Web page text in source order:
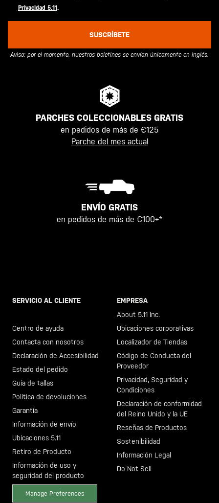
Privacidad 5.11.
SUSCRÍBETE
Aviso: por el momento, nuestros boletines se envían únicamente en inglés.
PARCHES COLECCIONABLES GRATIS
en pedidos de más de €125
Parche del mes actual
ENVÍO GRATIS
en pedidos de más de €100+*
SERVICIO AL CLIENTE
Centro de ayuda
Contacta con nosotros
Declaración de Accesibilidad
Estado del pedido
Guía de tallas
Política de devoluciones
Garantía
Información de envío
Ubicaciones 5.11
Retiro de Producto
Información de uso y
seguridad del producto
Manage Preferences
EMPRESA
About 5.11 Inc.
Ubicaciones corporativas
Localizador de Tiendas
Código de Conducta del
Proveedor
Privacidad, Seguridad y
Condiciones
Declaración de conformidad
del Reino Unido y la UE
Reseñas de Productos
Sostenibilidad
Información Legal
Do Not Sell